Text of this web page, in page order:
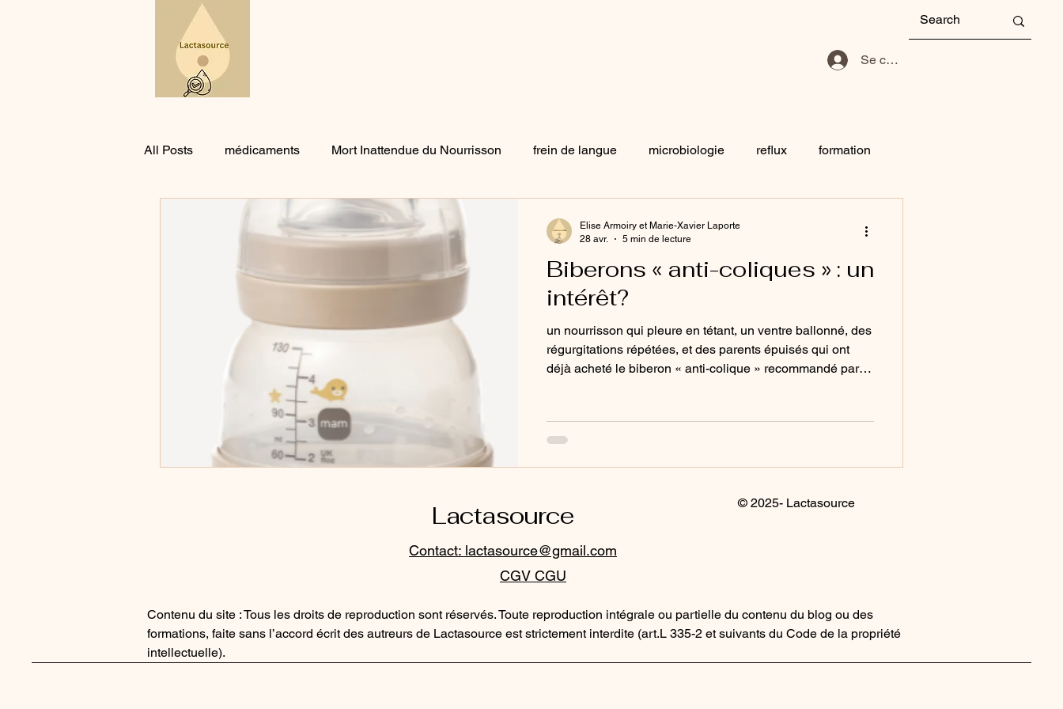
Se connecter
All Posts médicaments Mort Inattendue du Nourrisson frein de langue microbiologie reflux formation
Evidence-based coliques, pleurs substances illicites
Revue Cochrane mastite mastite lait artificiel
Biberons « anti-coliques » : un
intérêt?
un nourrisson qui pleure en tétant, un ventre ballonné, des
régurgitations répétées, et des parents épuisés qui ont
déjà acheté le biberon « anti-colique » recommandé par
Elise Armoiry et Marie-Xavier Laporte
28 avr.
5 min de lecture
Lactasource © 2025- Lactasource
Contact: lactasource@gmail.com
CGV CGU
Contenu du site : Tous les droits de reproduction sont réservés. Toute reproduction intégrale ou partielle du contenu du blog ou des
formations, faite sans l’accord écrit des autreurs de Lactasource est strictement interdite (art.L 335-2 et suivants du Code de la propriété
intellectuelle).